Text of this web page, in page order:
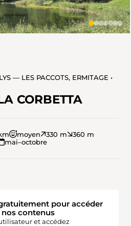
— LES PACCOTS, ERMITAGE •
CORBETTA
moyen 330 m
360 m
mai–octobre
pour accéder
contenus
et accédez